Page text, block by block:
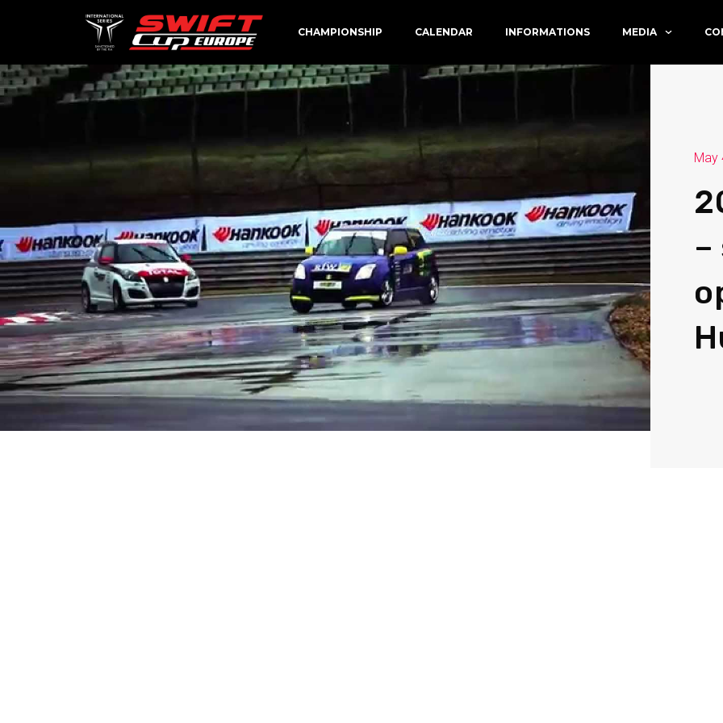
CHAMPIONSHIP CALENDAR INFORMATIONS MEDIA
May
–